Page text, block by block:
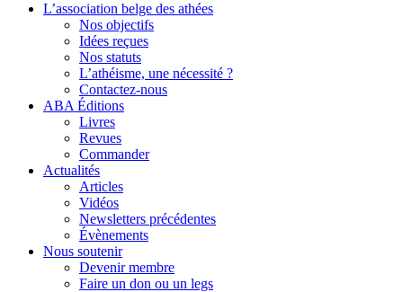
L’association belge des athées
Nos objectifs
Idées reçues
Nos statuts
L’athéisme, une nécessité ?
Contactez-nous
ABA Éditions
Livres
Revues
Commander
Actualités
Articles
Vidéos
Newsletters précédentes
Évènements
Nous soutenir
Devenir membre
Faire un don ou un legs